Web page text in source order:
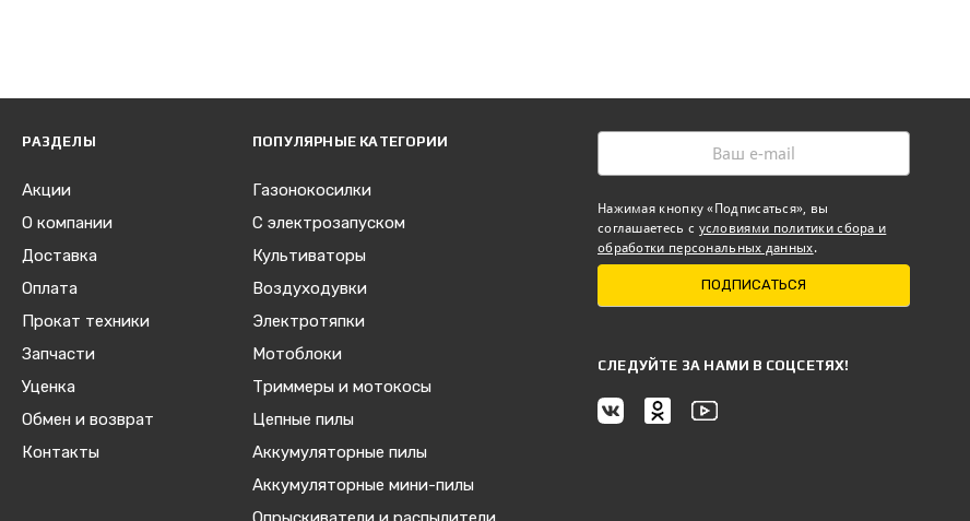
РАЗДЕЛЫ
Акции
О компании
Доставка
Оплата
Прокат техники
Запчасти
Уценка
Обмен и возврат
Контакты
ПОПУЛЯРНЫЕ КАТЕГОРИИ
Газонокосилки
С электрозапуском
Культиваторы
Воздуходувки
Электротяпки
Мотоблоки
Триммеры и мотокосы
Цепные пилы
Аккумуляторные пилы
Аккумуляторные мини-пилы
Нажимая кнопку «Подписаться», вы
соглашаетесь с условиями политики сбора и
обработки персональных данных.
ПОДПИСАТЬСЯ
CЛЕДУЙТЕ ЗА НАМИ В СОЦСЕТЯХ!